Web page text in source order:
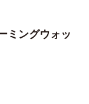
ミングウォッ